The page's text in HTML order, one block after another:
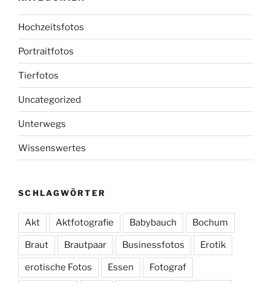
Hochzeitsfotos
Portraitfotos
Tierfotos
Uncategorized
Unterwegs
Wissenswertes
SCHLAGWÖRTER
Akt Aktfotografie Babybauch Bochum
Braut Brautpaar Businessfotos Erotik
erotische Fotos Essen Fotograf